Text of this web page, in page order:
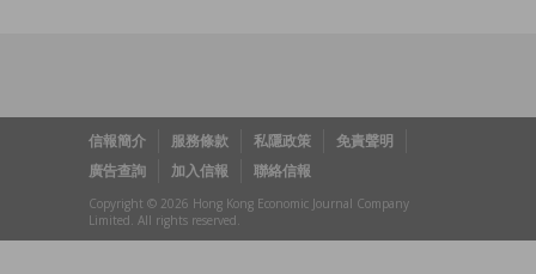
信報簡介 服務條款 私隱政策
免責聲明
廣告查詢
加入信報 聯絡信報
Copyright © 2026 Hong Kong Economic Journal Company
Limited. All rights reserved.